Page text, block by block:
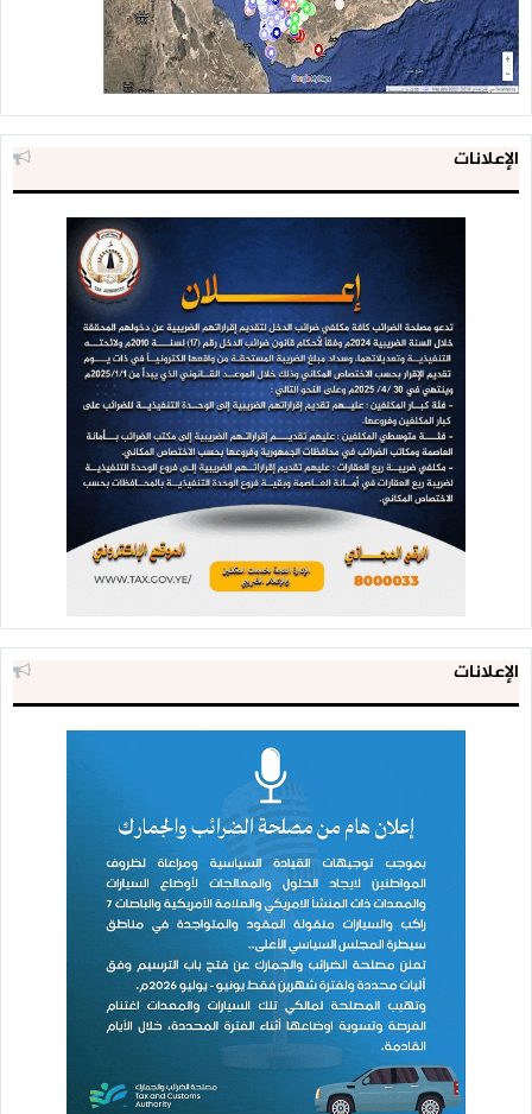
الإعلانات
الإعلانات